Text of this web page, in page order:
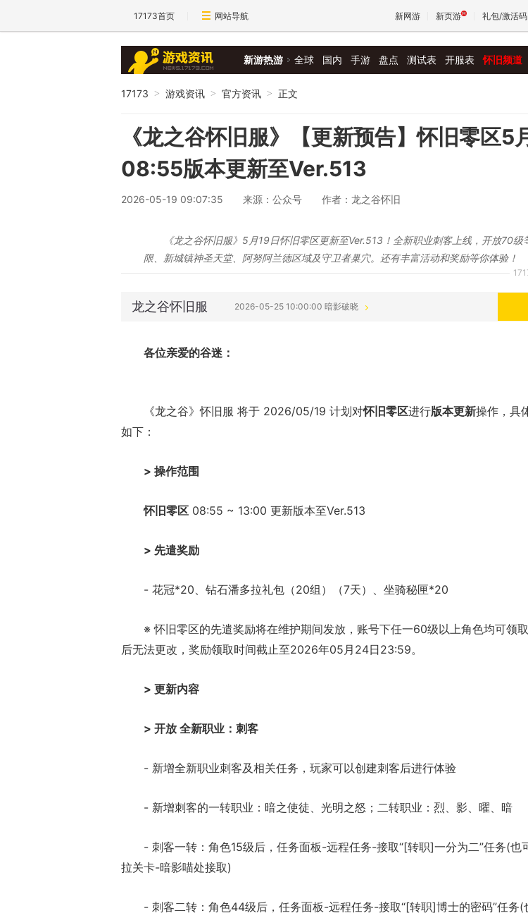
17173首页 网站导航 新网游 新页游 礼包/激活码
新游热游 全球 国内 手游 盘点 测试表 开服表 怀旧频道
17173 > 游戏资讯 > 官方资讯 > 正文
《龙之谷怀旧服》【更新预告】怀旧零区5
08:55版本更新至Ver.513
2026-05-19 09:07:35 来源：公众号 作者：龙之谷怀旧
《龙之谷怀旧服》5月19日怀旧零区更新至Ver.513！全新职业刺客上线，开放70级
限、新城镇神圣天堂、阿努阿兰德区域及守卫者巢穴。还有丰富活动和奖励等你体验！
龙之谷怀旧服 2026-05-25 10:00:00 暗影破晓
各位亲爱的谷迷：
《龙之谷》怀旧服 将于 2026/05/19 计划对怀旧零区进行版本更新操作，具
如下：
> 操作范围
怀旧零区 08:55 ~ 13:00 更新版本至Ver.513
> 先遣奖励
- 花冠*20、钻石潘多拉礼包（20组）（7天）、坐骑秘匣*20
※ 怀旧零区的先遣奖励将在维护期间发放，账号下任一60级以上角色均可领
后无法更改，奖励领取时间截止至2026年05月24日23:59。
> 更新内容
> 开放 全新职业：刺客
- 新增全新职业刺客及相关任务，玩家可以创建刺客后进行体验
- 新增刺客的一转职业：暗之使徒、光明之怒；二转职业：烈、影、曜、暗
- 刺客一转：角色15级后，任务面板-远程任务-接取“[转职]一分为二”任务(也
拉关卡-暗影喵处接取)
- 刺客二转：角色44级后，任务面板-远程任务-接取“[转职]博士的密码”任务(
17周年庆典 争霸